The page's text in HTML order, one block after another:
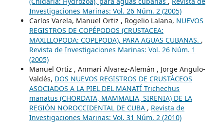
Investigaciones Marinas: Vol. 26 Núm. 2 (2005)
Carlos Varela, Manuel Ortiz , Rogelio Lalana, NUEVOS
REGISTROS DE COPÉPODOS (CRUSTACEA:
MAXILLOPODA: COPEPODA), PARA AGUAS CUBANAS. ,
Revista de Investigaciones Marinas: Vol. 26 Núm. 1
(2005)
Manuel Ortiz , Anmari Alvarez-Alemán , Jorge Angulo-
Valdés, DOS NUEVOS REGISTROS DE CRUSTÁCEOS
ASOCIADOS A LA PIEL DEL MANATÍ Trichechus
manatus (CHORDATA, MAMMALIA, SIRENIA) DE LA
REGIÓN NOROCCIDENTAL DE CUBA , Revista de
Investigaciones Marinas: Vol. 31 Núm. 2 (2010)